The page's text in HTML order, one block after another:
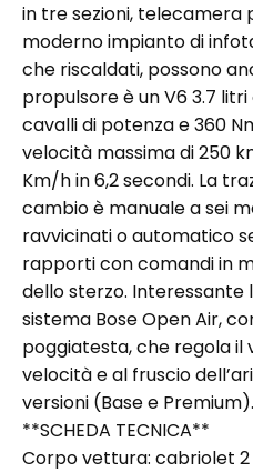
in tre sezioni, telecamera
moderno impianto di
che riscaldati, possono
propulsore è un V6 3.7
cavalli di potenza e 360
velocità massima di 250
Km/h in 6,2 secondi. La
cambio è manuale a sei
ravvicinati o automatico
rapporti con comandi in
dello sterzo. Interessante
sistema Bose Open Air,
poggiatesta, che regola il
velocità e al fruscio
versioni (Base e Premium).
**SCHEDA TECNICA**
Corpo vettura: cabriolet